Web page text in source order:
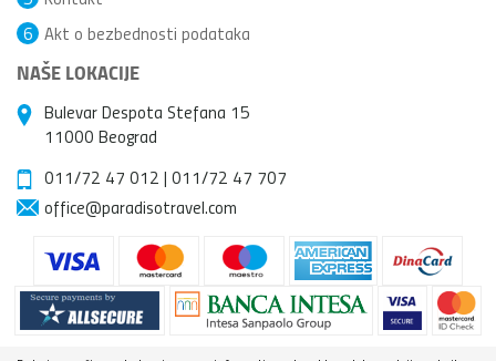
Akt o bezbednosti podataka
6
NAŠE LOKACIJE
Bulevar Despota Stefana 15
11000 Beograd
011/72 47 012 | 011/72 47 707
office@paradisotravel.com